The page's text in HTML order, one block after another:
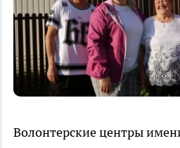
Волонтерские центры